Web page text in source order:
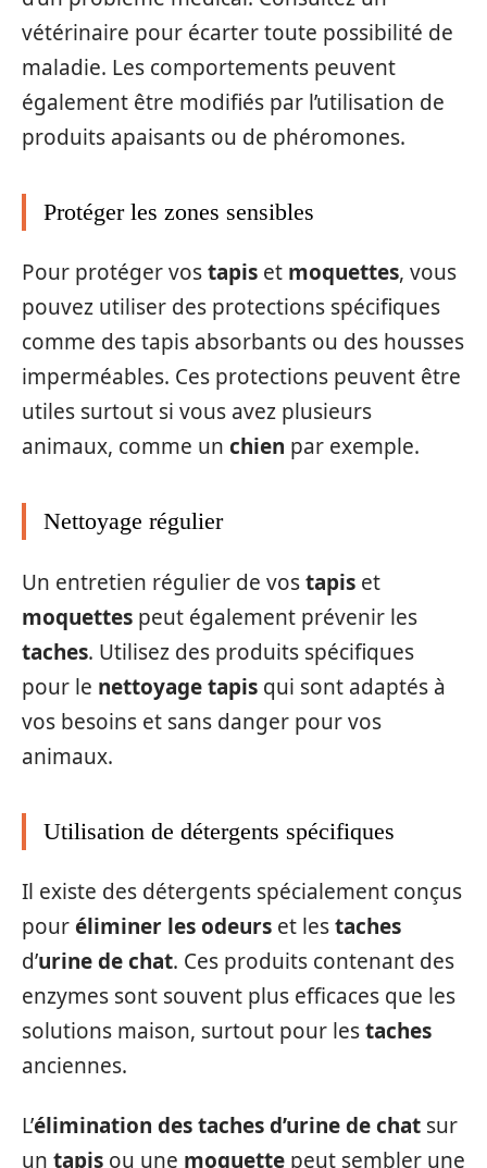
vétérinaire pour écarter toute possibilité de
maladie. Les comportements peuvent
également être modifiés par l’utilisation de
produits apaisants ou de phéromones.
Protéger les zones sensibles
Pour protéger vostapis et moquettes, vous
pouvez utiliser des protections spécifiques
comme des tapis absorbants ou des housses
imperméables. Ces protections peuvent être
utiles surtout si vous avez plusieurs
animaux, comme un chien par exemple.
Nettoyage régulier
Un entretien régulier de vostapis et
moquettes peut également prévenir les
taches. Utilisez des produits spécifiques
pour le nettoyage tapis qui sont adaptés à
vos besoins et sans danger pour vos
animaux.
Utilisation de détergents spécifiques
Il existe des détergents spécialement conçus
pouréliminer les odeurs et lestaches
d’urine de chat. Ces produits contenant des
enzymes sont souvent plus efficaces que les
solutions maison, surtout pour lestaches
anciennes.
L’élimination des taches d’urine de chat sur
un tapis ou une moquette peut sembler une